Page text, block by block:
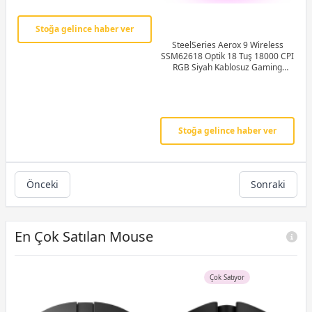
Stoğa gelince haber ver
SteelSeries Aerox 9 Wireless
SSM62618 Optik 18 Tuş 18000 CPI
RGB Siyah Kablosuz Gaming
Stoğa gelince haber ver
Önceki Sonraki
En Çok Satılan Mouse
Çok Satıyor